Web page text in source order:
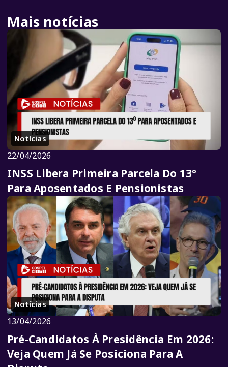
Mais notícias
Notícias
22/04/2026
INSS Libera Primeira Parcela Do 13º
Para Aposentados E Pensionistas
Notícias
13/04/2026
Pré-Candidatos À Presidência Em 2026:
Veja Quem Já Se Posiciona Para A